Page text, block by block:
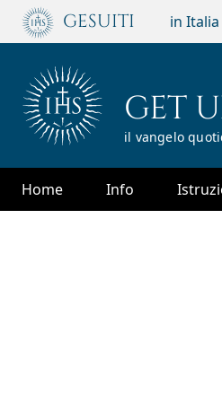
Passa
principale
GESUITI in Italia
GET
il vangelo
Home Info